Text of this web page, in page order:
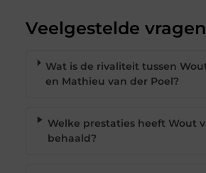
Veelgestelde vragen
Wat is de rivaliteit tussen
en Mathieu van der Poel?
Welke prestaties heeft Wout
behaald?